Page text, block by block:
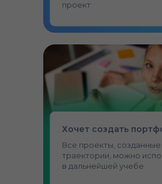
Хочет создать
Все проекты, созданные
траектории, можно
в дальнейшей учебе
проект